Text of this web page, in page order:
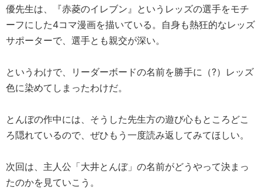
優先生は、『赤菱のイレブン』というレッズの選手をモチ
ーフにした4コマ漫画を描いている。自身も熱狂的なレッズ
サポーターで、選手とも親交が深い。
というわけで、リーダーボードの名前を勝手に（?）レッズ
色に染めてしまったわけだ。
とんぼの作中には、そうした先生方の遊び心もところどこ
ろ隠れているので、ぜひもう一度読み返してみてほしい。
次回は、主人公「大井とんぼ」の名前がどうやって決まっ
たのかを見ていこう。